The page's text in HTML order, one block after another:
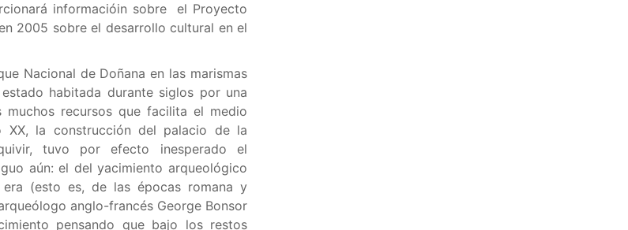
informacióin sobre el Proyecto
2005 sobre el desarrollo cultural en el
Nacional de Doñana en las marismas
habitada durante siglos por una
muchos recursos que facilita el medio
la construcción del palacio de la
tuvo por efecto inesperado el
aún: el del yacimiento arqueológico
(esto es, de las épocas romana y
anglo-francés George Bonsor
pensando que bajo los restos